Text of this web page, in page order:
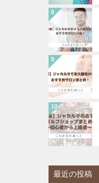
最近の投稿